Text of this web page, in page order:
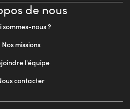
de nous
sommes-nous ?
Nos missions
l'équipe
contacter